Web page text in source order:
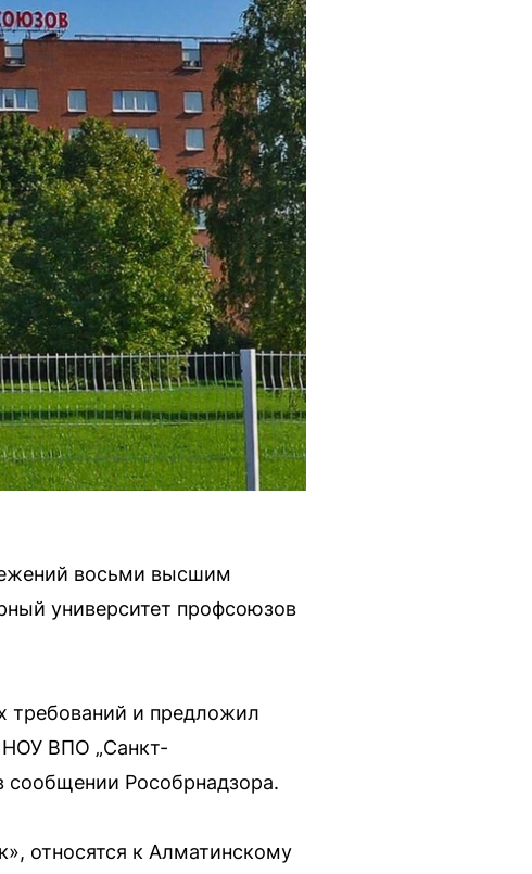
восьми высшим
университет профсоюзов
требований и предложил
НОУ ВПО „Санкт-
сообщении Рособрнадзора.
относятся к Алматинскому